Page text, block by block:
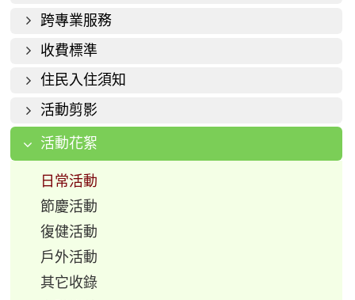
跨專業服務
收費標準
住民入住須知
活動剪影
活動花絮
日常活動
節慶活動
復健活動
戶外活動
其它收錄